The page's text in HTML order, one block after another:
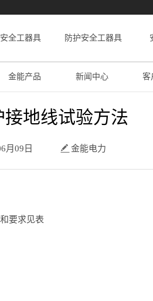
全工器具 防护安全工器具
金能产品 新闻中心 客
接地线试验方法
月09日 金能电力
要求见表